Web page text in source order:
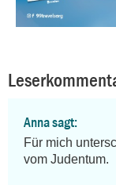
Anna sagt:
Für mich
vom Judentum.